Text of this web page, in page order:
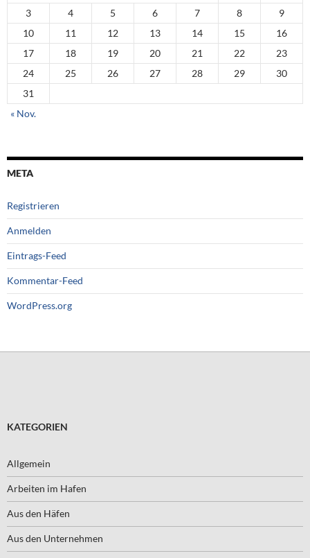
3
4 5 6 7 8
9
10
11 12 13 14 15
16
17
18 19 20 21 22
23
24
25 26 27 28 29
30
31
« Nov.
META
Registrieren
Anmelden
Eintrags-Feed
Kommentar-Feed
WordPress.org
KATEGORIEN
Allgemein
Arbeiten im Hafen
Aus den Häfen
Aus den Unternehmen